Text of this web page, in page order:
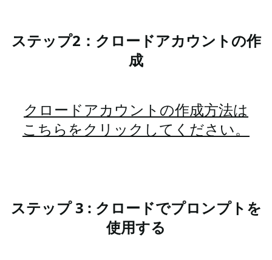
ステップ2：クロードアカウントの作
成
クロードアカウントの作成方法は
こちらをクリックしてください。
ステップ 3 : クロードでプロンプトを
使用する